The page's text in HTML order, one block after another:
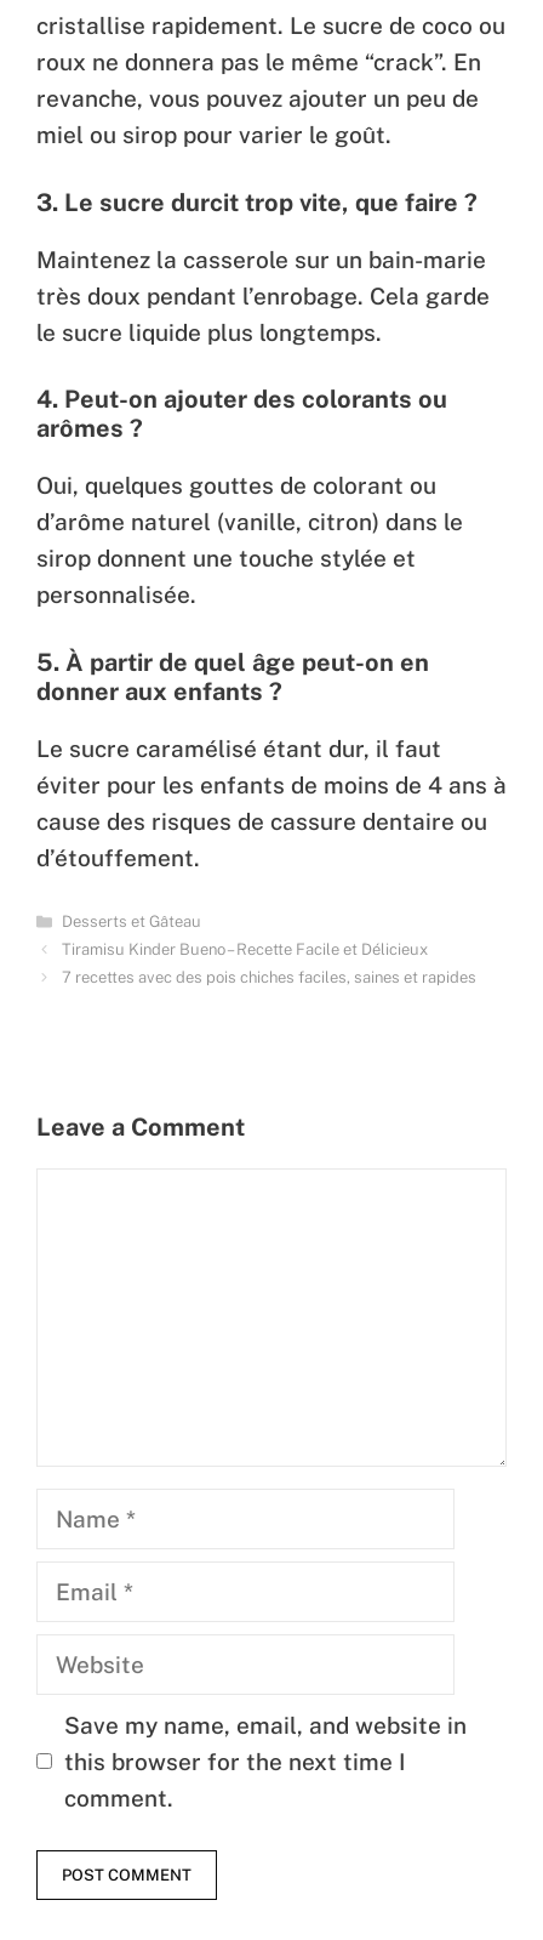
cristallise rapidement. Le sucre de coco ou
roux ne donnera pas le même “crack”. En
revanche, vous pouvez ajouter un peu de
miel ou sirop pour varier le goût.
3. Le sucre durcit trop vite, que faire ?
Maintenez la casserole sur un bain-marie
très doux pendant l’enrobage. Cela garde
le sucre liquide plus longtemps.
4. Peut-on ajouter des colorants ou
arômes ?
Oui, quelques gouttes de colorant ou
d’arôme naturel (vanille, citron) dans le
sirop donnent une touche stylée et
personnalisée.
5. À partir de quel âge peut-on en
donner aux enfants ?
Le sucre caramélisé étant dur, il faut
éviter pour les enfants de moins de 4 ans à
cause des risques de cassure dentaire ou
d’étouffement.
Categories
Desserts et Gâteau
Tiramisu Kinder Bueno – Recette Facile et Délicieux
7 recettes avec des pois chiches faciles, saines et rapides
Leave a Comment
Name
Email
Website
Save my name, email, and website in
this browser for the next time I
comment.